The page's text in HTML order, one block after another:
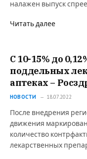
налажен выпуск
Читать далее
С 10-15% до
поддельных
аптеках –
НОВОСТИ 18.07.2022
После внедрения
движения
количество
лекарственных